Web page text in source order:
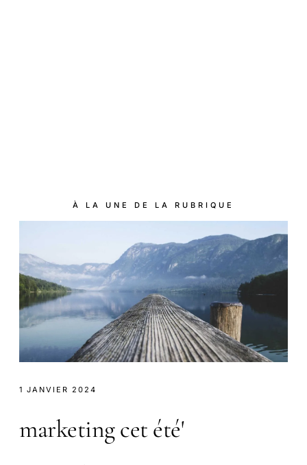
À LA UNE DE LA RUBRIQUE
1 JANVIER 2024
marketing cet été'